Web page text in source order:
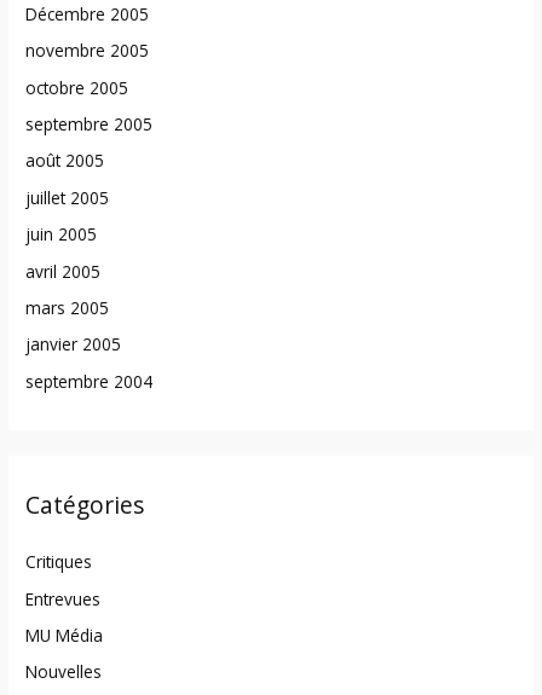
Décembre 2005
novembre 2005
octobre 2005
septembre 2005
août 2005
juillet 2005
juin 2005
avril 2005
mars 2005
janvier 2005
septembre 2004
Catégories
Critiques
Entrevues
MU Média
Nouvelles